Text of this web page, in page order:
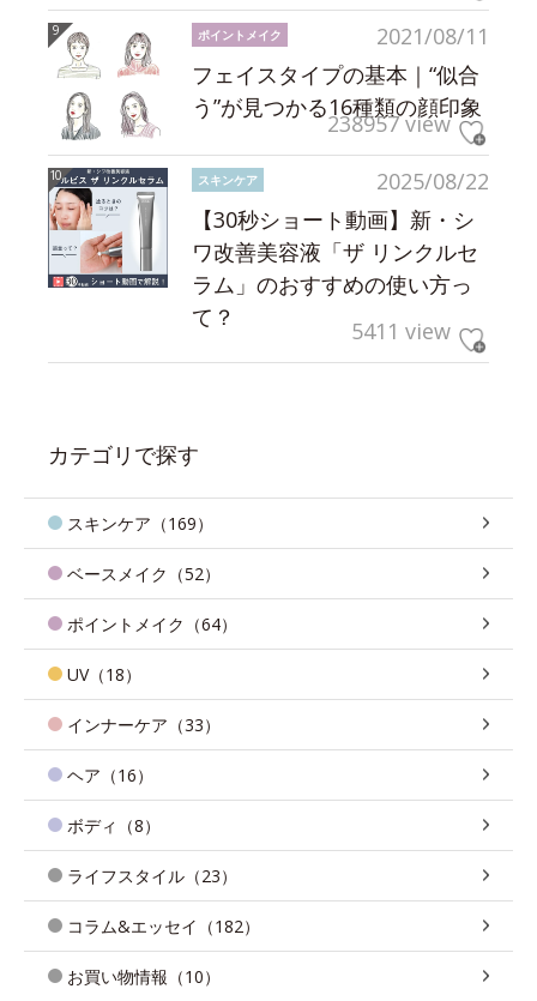
2021/08/11
ポイントメイク
フェイスタイプの基本｜“似合
う”が見つかる16種類の顔印象
238957 view
2025/08/22
スキンケア
【30秒ショート動画】新・シ
ワ改善美容液「ザ リンクルセ
ラム」のおすすめの使い方っ
て？
5411 view
カテゴリで探す
スキンケア（169）
ベースメイク（52）
ポイントメイク（64）
UV（18）
インナーケア（33）
ヘア（16）
ボディ（8）
ライフスタイル（23）
コラム&エッセイ（182）
お買い物情報（10）